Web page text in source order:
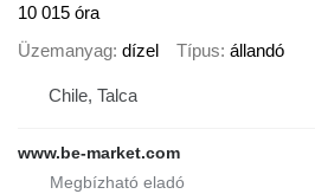
10 015 óra
Üzemanyag dízel Típus állandó
Chile, Talca
www.be-market.com